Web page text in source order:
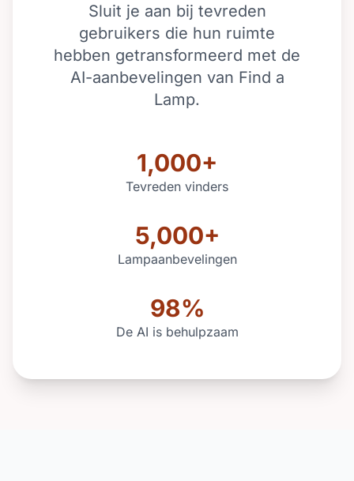
Sluit je aan bij tevreden
gebruikers die hun ruimte
hebben getransformeerd met de
AI-aanbevelingen van Find a
Lamp.
1,000+
Tevreden vinders
5,000+
Lampaanbevelingen
98%
De AI is behulpzaam